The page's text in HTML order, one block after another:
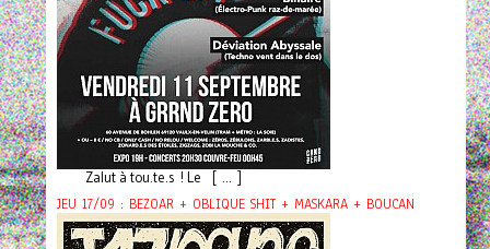
Zalut à tou.te.s ! Le [ ... ]
JEU 17/09 : BEZOAR + OBLIQUE SHIT + MASKARA + BOUCAN